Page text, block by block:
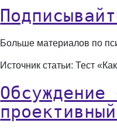
Больше материалов по
Источник статьи: Тест